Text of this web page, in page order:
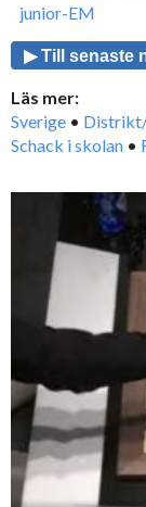
junior-EM
▶ Till senaste
Läs mer:
Sverige •
Schack i skolan •